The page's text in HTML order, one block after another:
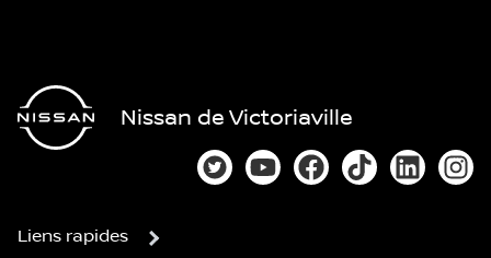
Nissan de Victoriaville
Lien vers notre compte Twitter
Lien vers notre chaîne
Lien vers notre page
Lien vers notre
Lien vers
Liens rapides